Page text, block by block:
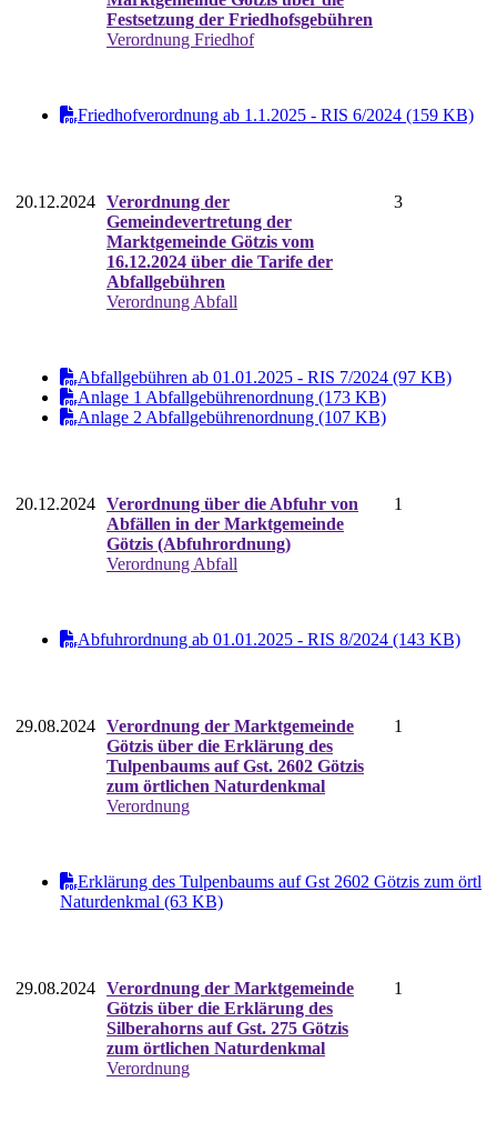
Festsetzung der Friedhofsgebühren
Verordnung Friedhof
Friedhofverordnung ab 1.1.2025 - RIS 6/2024 (159 KB)
20.12.2024 Verordnung der
Gemeindevertretung der
Marktgemeinde Götzis vom
16.12.2024 über die Tarife der
Abfallgebühren
Verordnung Abfall
3
Abfallgebühren ab 01.01.2025 - RIS 7/2024 (97 KB)
Anlage 1 Abfallgebührenordnung (173 KB)
Anlage 2 Abfallgebührenordnung (107 KB)
20.12.2024 Verordnung über die Abfuhr von
Abfällen in der Marktgemeinde
Götzis (Abfuhrordnung)
Verordnung Abfall
1
Abfuhrordnung ab 01.01.2025 - RIS 8/2024 (143 KB)
29.08.2024 Verordnung der Marktgemeinde
Götzis über die Erklärung des
Tulpenbaums auf Gst. 2602 Götzis
zum örtlichen Naturdenkmal
Verordnung
1
Erklärung des Tulpenbaums auf Gst 2602 Götzis zum örtl
Naturdenkmal (63 KB)
29.08.2024 Verordnung der Marktgemeinde
Götzis über die Erklärung des
Silberahorns auf Gst. 275 Götzis
zum örtlichen Naturdenkmal
Verordnung
1